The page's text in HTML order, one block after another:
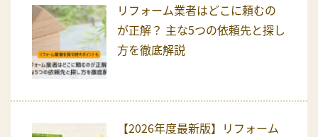
リフォーム業者はどこに頼むの
が正解？ 主な5つの依頼先と探し
方を徹底解説
【2026年度最新版】リフォーム